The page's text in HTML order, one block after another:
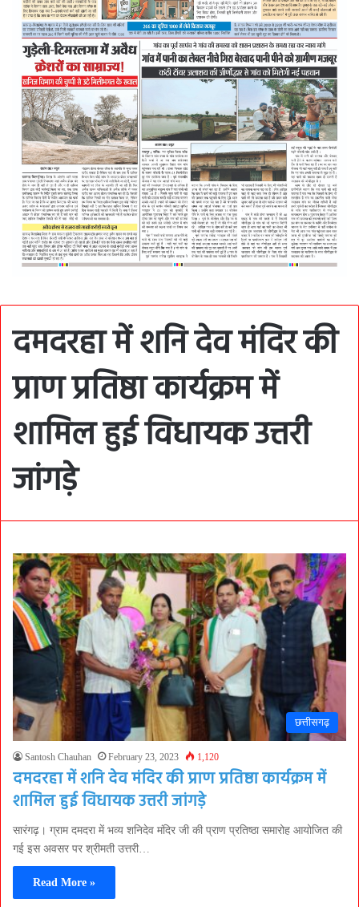
दमदरहा में शनि देव मंदिर की
प्राण प्रतिष्ठा कार्यक्रम में
शामिल हुई विधायक उत्तरी
जांगड़े
छत्तीसगढ़
Santosh Chauhan February 23, 2023 1,120
दमदरहा में शनि देव मंदिर की प्राण प्रतिष्ठा कार्यक्रम में
शामिल हुई विधायक उत्तरी जांगड़े
सारंगढ़। ग्राम दमदरा में भव्य शनिदेव मंदिर जी की प्राण प्रतिष्ठा समारोह आयोजित की
गई इस अवसर पर श्रीमती उत्तरी…
Read More »